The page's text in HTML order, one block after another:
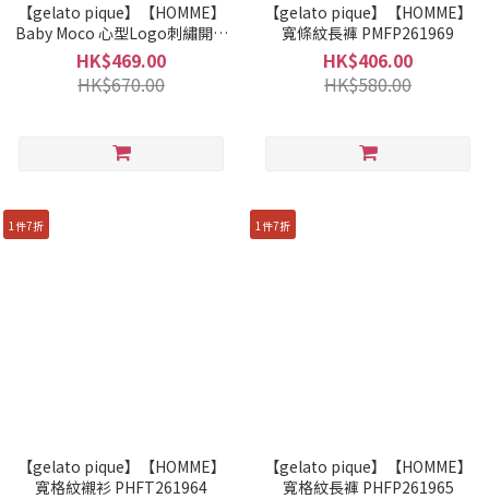
【gelato pique】【HOMME】
Baby Moco 心型Logo刺繡開襟
衫 PMNT261935
HK$469.00
HK$670.00
【gelato pique】【HOMME】
寬條紋長褲 PMFP261969
HK$406.00
HK$580.00
1件7折
【gelato pique】【HOMME】
寬格紋襯衫 PHFT261964
1件7折
【gelato pique】【HOMME】
寬格紋長褲 PHFP261965